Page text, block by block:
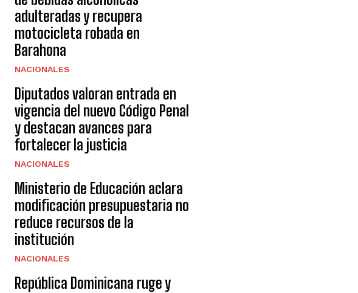
adulteradas y recupera
motocicleta robada en
Barahona
NACIONALES
Diputados valoran entrada en
vigencia del nuevo Código Penal
y destacan avances para
fortalecer la justicia
NACIONALES
Ministerio de Educación aclara
modificación presupuestaria no
reduce recursos de la
institución
NACIONALES
República Dominicana ruge y